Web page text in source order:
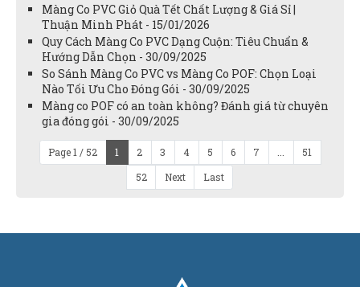
Màng Co PVC Giỏ Quà Tết Chất Lượng & Giá Sỉ |
Thuận Minh Phát - 15/01/2026
Quy Cách Màng Co PVC Dạng Cuộn: Tiêu Chuẩn &
Hướng Dẫn Chọn - 30/09/2025
So Sánh Màng Co PVC vs Màng Co POF: Chọn Loại
Nào Tối Ưu Cho Đóng Gói - 30/09/2025
Màng co POF có an toàn không? Đánh giá từ chuyên
gia đóng gói - 30/09/2025
Page 1 / 52 1 2 3 4 5 6 7 ...
51
52
Next Last